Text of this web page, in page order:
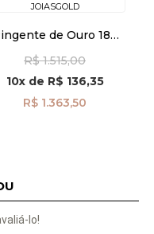
de Ouro 18k
Rodinados pi24470
R$ 1.515,00
10xde R$ 136,35
R$ 1.363,50
lo!